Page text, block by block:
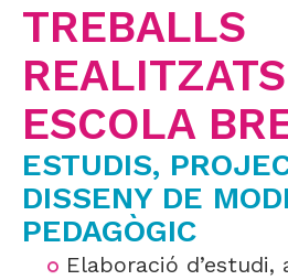
TREBALLS
ESCOLA
ESTUDIS,
DISSENY DE
PEDAGÒGIC
Elaboració